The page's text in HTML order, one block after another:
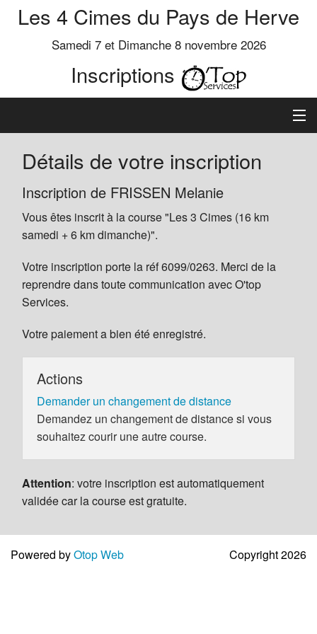
Les 4 Cimes du Pays de Herve
Samedi 7 et Dimanche 8 novembre 2026
Inscriptions
Inscription
Préinscrits
Informations
Détails de votre inscription
Inscription de FRISSEN Melanie
Vous êtes inscrit à la course "Les 3 Cimes (16 km
samedi + 6 km dimanche)".
Votre inscription porte la réf 6099/0263. Merci de la
reprendre dans toute communication avec O'top
Services.
Votre paiement a bien été enregistré.
Actions
Demander un changement de distance
Demandez un changement de distance si vous
souhaitez courir une autre course.
Attention: votre inscription est automatiquement
validée car la course est gratuite.
Powered byOtop Web Copyright 2026